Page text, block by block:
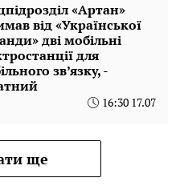
«Артан»
від «Української
дві мобільні
для
зв’язку, -
16:30 17.07
ще